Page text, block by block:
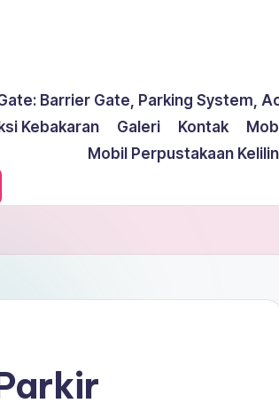
Barrier Gate, Parking System,
Kebakaran
Galeri Kontak
Mobil Perpustakaan